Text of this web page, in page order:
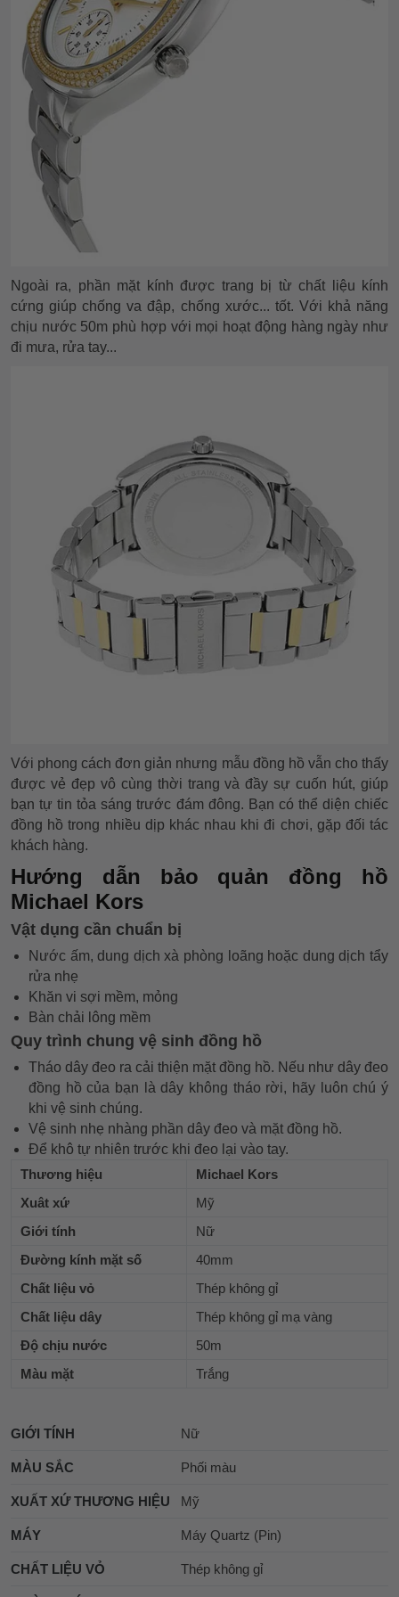
Ngoài ra, phần mặt kính được trang bị từ chất liệu kính
cứng giúp chống va đập, chống xước... tốt. Với khả năng
chịu nước 50m phù hợp với mọi hoạt động hàng ngày như
đi mưa, rửa tay...
Với phong cách đơn giản nhưng mẫu đồng hồ vẫn cho thấy
được vẻ đẹp vô cùng thời trang và đầy sự cuốn hút, giúp
bạn tự tin tỏa sáng trước đám đông. Bạn có thể diện chiếc
đồng hồ trong nhiều dịp khác nhau khi đi chơi, gặp đối tác
khách hàng.
Hướng dẫn bảo quản đồng hồ
Michael Kors
Vật dụng cần chuẩn bị
Nước ấm, dung dịch xà phòng loãng hoặc dung dịch tẩy
rửa nhẹ
Khăn vi sợi mềm, mỏng
Bàn chải lông mềm
Quy trình chung vệ sinh đồng hồ
Tháo dây đeo ra cải thiện mặt đồng hồ. Nếu như dây đeo
đồng hồ của bạn là dây không tháo rời, hãy luôn chú ý
khi vệ sinh chúng.
Vệ sinh nhẹ nhàng phần dây đeo và mặt đồng hồ.
Để khô tự nhiên trước khi đeo lại vào tay.
Thương hiệu
Michael Kors
Xuât xứ
Mỹ
Giới tính
Nữ
Đường kính mặt số
40mm
Chất liệu vỏ
Thép không gỉ
Chất liệu dây
Thép không gỉ mạ vàng
Độ chịu nước
50m
Màu mặt
Trắng
GIỚI TÍNH Nữ
MÀU SẮC Phối màu
XUẤT XỨ THƯƠNG HIỆU Mỹ
MÁY Máy Quartz (Pin)
CHẤT LIỆU VỎ Thép không gỉ